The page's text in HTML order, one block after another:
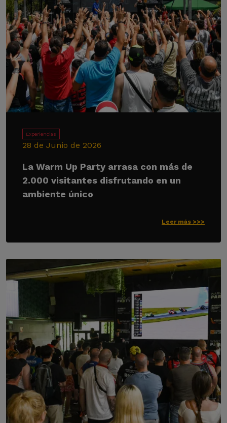
Experiencias
28 de Junio de 2026
La Warm Up Party arrasa con más de
2.000 visitantes disfrutando en un
ambiente único
Leer más >>>